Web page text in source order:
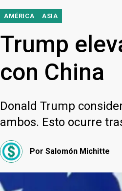
AMÉRICA ASIA
Trump
con China
Donald Trump
ambos. Esto ocurre
Por Salomón Michitte